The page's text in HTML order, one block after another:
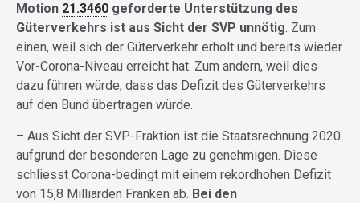
Motion 21.3460 geforderte Unterstützung des
Güterverkehrs ist aus Sicht der SVP unnötig. Zum
einen, weil sich der Güterverkehr erholt und bereits wieder
Vor-Corona-Niveau erreicht hat. Zum andern, weil dies
dazu führen würde, dass das Defizit des Güterverkehrs
auf den Bund übertragen würde.
– Aus Sicht der SVP-Fraktion ist die Staatsrechnung 2020
aufgrund der besonderen Lage zu genehmigen. Diese
schliesst Corona-bedingt mit einem rekordhohen Defizit
von 15,8 Milliarden Franken ab. Bei den